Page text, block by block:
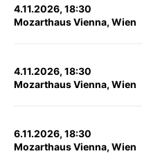
4.11.2026, 18:30
Mozarthaus Vienna, Wien
4.11.2026, 18:30
Mozarthaus Vienna, Wien
6.11.2026, 18:30
Mozarthaus Vienna, Wien